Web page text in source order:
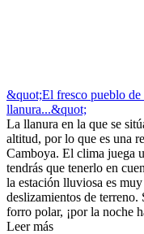
&quot;El fresco pueblo de
llanura...&quot;
La llanura en la que se
altitud, por lo que es una
Camboya. El clima juega
tendrás que tenerlo en
la estación lluviosa es
deslizamientos de
forro polar, ¡por la noche
Leer más